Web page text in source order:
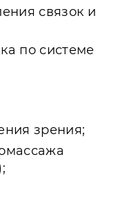
связок и
по системе
зрения;